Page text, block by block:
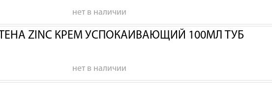
нет в наличии
ТЕНА ZINC КРЕМ УСПОКАИВАЮЩИЙ 100МЛ ТУБ
нет в наличии